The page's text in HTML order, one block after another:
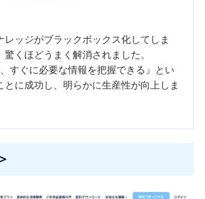
レッジがブラックボックス化してしま
くほどうまく解消されました。
、すぐに必要な情報を把握できる』とい
とに成功し、明らかに生産性が向上しま